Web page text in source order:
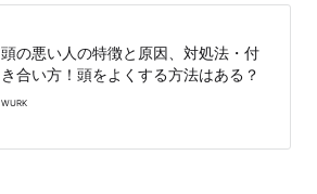
頭の悪い人の特徴と原因、対処法・付
き合い方！頭をよくする方法はある？
WURK